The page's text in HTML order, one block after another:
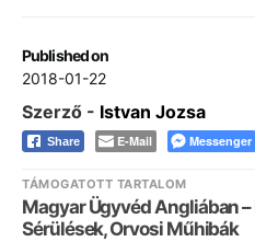
Published on
2018-01-22
Szerző - Istvan Jozsa
Share E-Mail Messenger
TÁMOGATOTT TARTALOM
Magyar Ügyvéd Angliában
Sérülések, Orvosi Műhibák